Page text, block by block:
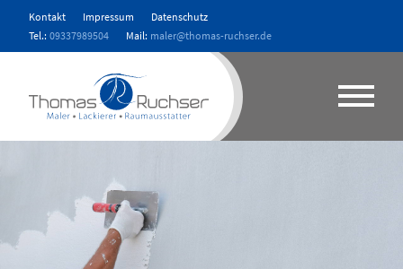
Kontakt Impressum
Datenschutz
Tel.: 09337989504 Mail: maler@thomas-ruchser.de